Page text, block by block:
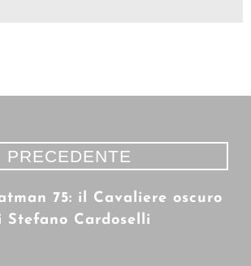
PRECEDENTE
75: il Cavaliere oscuro
Stefano Cardoselli